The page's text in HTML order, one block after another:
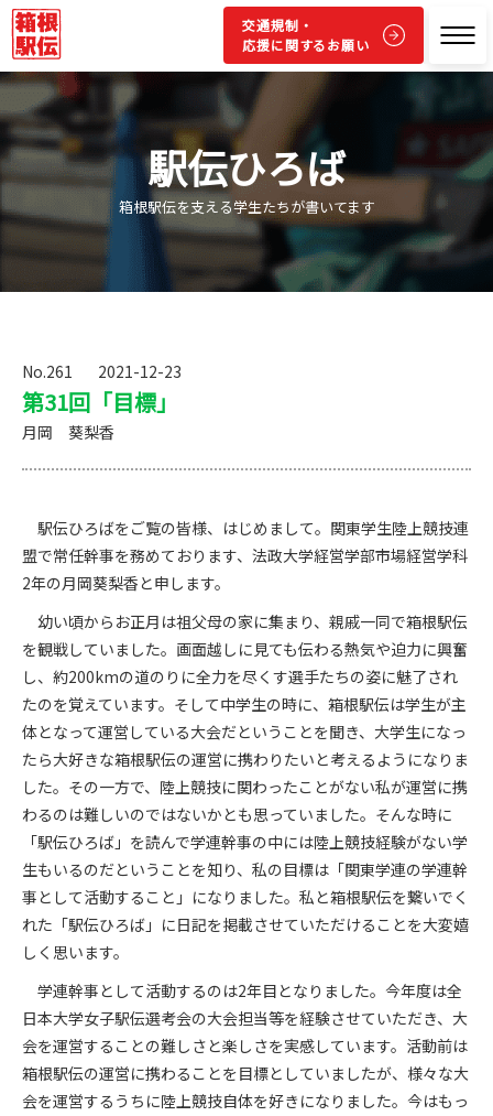
交通規制・
応援に関するお願い
駅伝ひろば
箱根駅伝を支える学生たちが書いてます
No.261 2021-12-23
第31回「目標」
月岡 葵梨香
駅伝ひろばをご覧の皆様、はじめまして。関東学生陸上競技連
盟で常任幹事を務めております、法政大学経営学部市場経営学科
2年の月岡葵梨香と申します。
幼い頃からお正月は祖父母の家に集まり、親戚一同で箱根駅伝
を観戦していました。画面越しに見ても伝わる熱気や迫力に興奮
し、約200kmの道のりに全力を尽くす選手たちの姿に魅了され
たのを覚えています。そして中学生の時に、箱根駅伝は学生が主
体となって運営している大会だということを聞き、大学生になっ
たら大好きな箱根駅伝の運営に携わりたいと考えるようになりま
した。その一方で、陸上競技に関わったことがない私が運営に携
わるのは難しいのではないかとも思っていました。そんな時に
「駅伝ひろば」を読んで学連幹事の中には陸上競技経験がない学
生もいるのだということを知り、私の目標は「関東学連の学連幹
事として活動すること」になりました。私と箱根駅伝を繋いでく
れた「駅伝ひろば」に日記を掲載させていただけることを大変嬉
しく思います。
学連幹事として活動するのは2年目となりました。今年度は全
日本大学女子駅伝選考会の大会担当等を経験させていただき、大
会を運営することの難しさと楽しさを実感しています。活動前は
箱根駅伝の運営に携わることを目標としていましたが、様々な大
会を運営するうちに陸上競技自体を好きになりました。今はもっ